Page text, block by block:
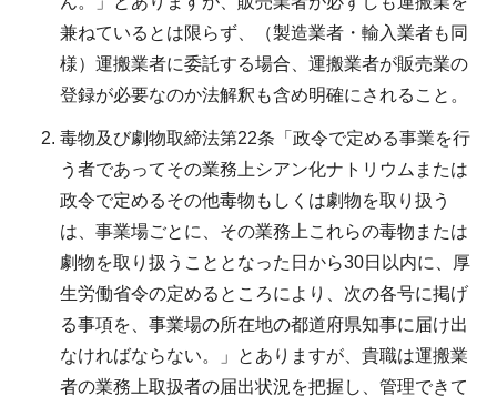
兼ねているとは限らず、（製造業者・輸入業者も同
様）運搬業者に委託する場合、運搬業者が販売業の
登録が必要なのか法解釈も含め明確にされること。
毒物及び劇物取締法第22条「政令で定める事業を行
う者であってその業務上シアン化ナトリウムまたは
政令で定めるその他毒物もしくは劇物を取り扱う
は、事業場ごとに、その業務上これらの毒物または
劇物を取り扱うこととなった日から30日以内に、厚
生労働省令の定めるところにより、次の各号に掲げ
る事項を、事業場の所在地の都道府県知事に届け出
なければならない。」とありますが、貴職は運搬業
者の業務上取扱者の届出状況を把握し、管理できて